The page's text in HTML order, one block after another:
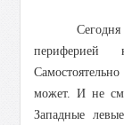
Сегодня
периферией
может. И не
Западные